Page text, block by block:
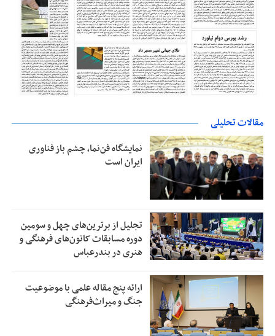
مقالات تحلیلی
نمایشگاه فن‌نما، چشم باز فناوری
ایران است
تجلیل از بر‌ترین‌های چهل و سومین
دوره مسابقات کانون‌های فرهنگی و
هنری در بندرعباس
ارائه پنج مقاله علمی با موضوعیت
جنگ و میراث‌فرهنگی